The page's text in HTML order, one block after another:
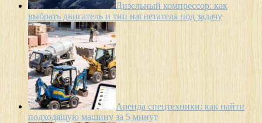
Дизельный компрессор: как
выбрать двигатель и тип нагнетателя под задачу
Аренда спецтехники: как найти
подходящую машину за 5 минут